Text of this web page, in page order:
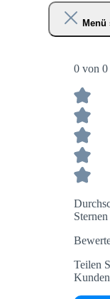
Menü
0 von 0
Sternen
Teilen